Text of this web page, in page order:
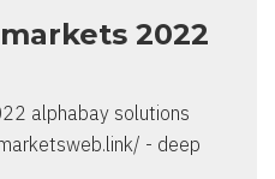
2022
alphabay solutions
- deep